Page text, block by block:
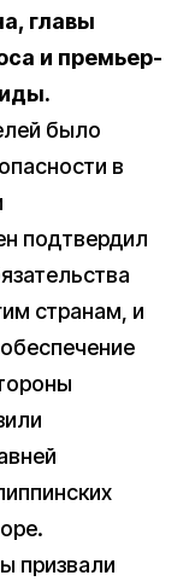
главы
и премьер-
было
в
подтвердил
странам, и
призвали